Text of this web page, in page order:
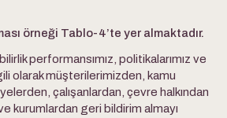
örneği Tablo-4’te yer almaktadır.
performansımız, politikalarımız ve
olarak müşterilerimizden, kamu
çalışanlardan, çevre halkından
kurumlardan geri bildirim almayı